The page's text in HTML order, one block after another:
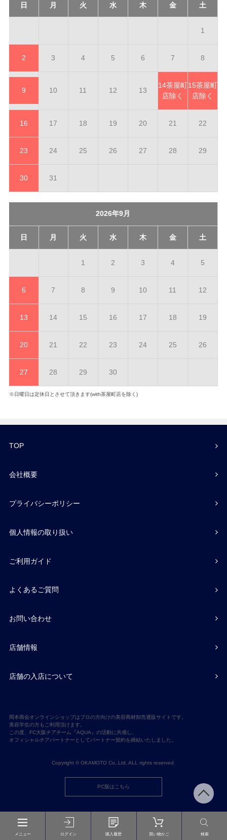
メニュー ログイン 購入履歴 買い物かご 検索
日 月 火 水 木 金 土
1
2 3 4 5 6 7 8
9 10 11 12 13
14茶屋町
店除く
15茶屋町
店除く
16 17 18 19 20 21 22
23 24 25 26 27 28 29
30 31
2026年9月
日 月 火 水 木 金 土
1 2 3 4 5
6 7 8 9 10 11 12
13 14 15 16 17 18 19
20 21 22 23 24 25 26
27 28 29 30
※日曜日は定休日とさせて頂きます(with茶屋町店を除く)
TOP
会社概要
プライバシーポリシー
個人情報の取り扱い
ご利用ガイド
よくあるご質問
お問い合わせ
店舗情報
店舗の入店について
岡本商会オンラインショップはプロの方向けの美容商材卸売通販サイトです。
美容学生の方もご利用頂けます。
この度、FC大阪チアチーム『AQUA』の活動に共感し、
オフィシャルチアパートナーとしてパートナー契約を締結いたしました。
Copyright © OKAMOTO Co,.Ltd. ALL rights reserved.
PC版はこちら